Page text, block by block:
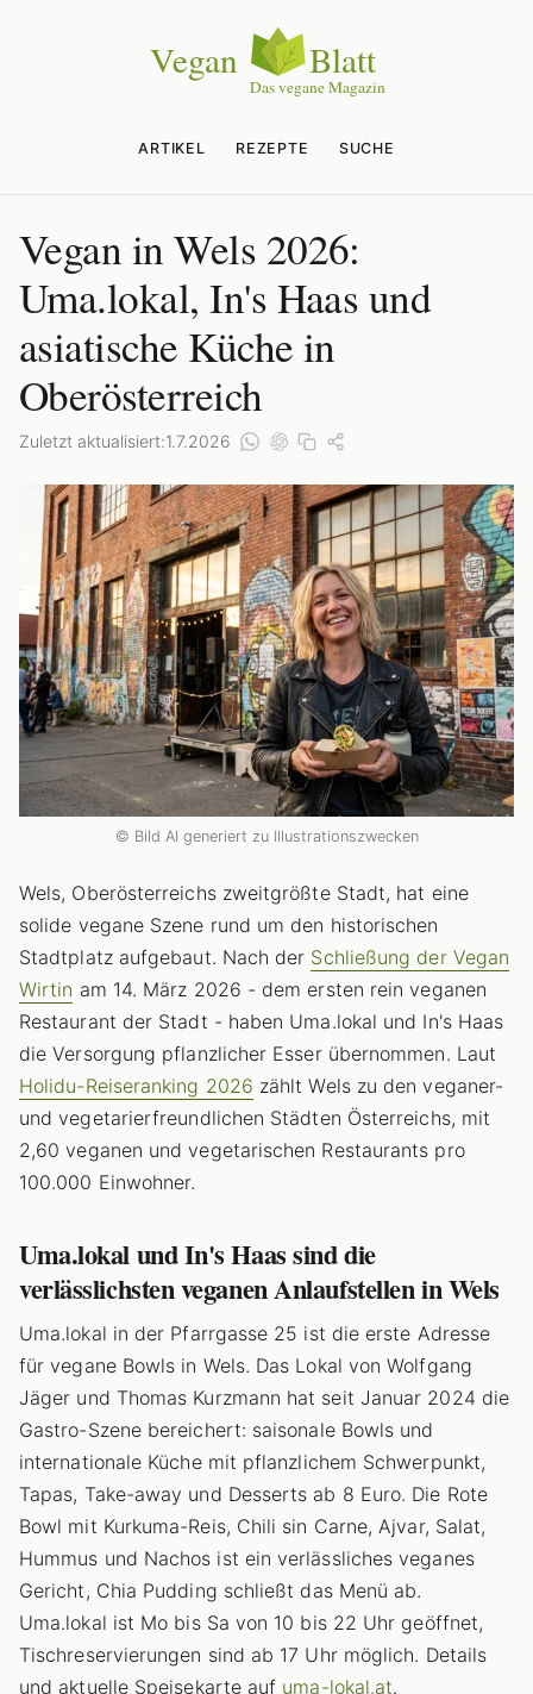
ARTIKEL REZEPTE SUCHE
Vegan in Wels 2026:
Uma.lokal, In's Haas und
asiatische Küche in
Oberösterreich
Zuletzt aktualisiert:1.7.2026
© Bild AI generiert zu Illustrationszwecken
Wels, Oberösterreichs zweitgrößte Stadt, hat eine
solide vegane Szene rund um den historischen
Stadtplatz aufgebaut. Nach der Schließung der Vegan
Wirtin am 14. März 2026 - dem ersten rein veganen
Restaurant der Stadt - haben Uma.lokal und In's Haas
die Versorgung pflanzlicher Esser übernommen. Laut
Holidu-Reiseranking 2026 zählt Wels zu den veganer-
und vegetarierfreundlichen Städten Österreichs, mit
2,60 veganen und vegetarischen Restaurants pro
100.000 Einwohner.
Uma.lokal und In's Haas sind die
verlässlichsten veganen Anlaufstellen in Wels
Uma.lokal in der Pfarrgasse 25 ist die erste Adresse
für vegane Bowls in Wels. Das Lokal von Wolfgang
Jäger und Thomas Kurzmann hat seit Januar 2024 die
Gastro-Szene bereichert: saisonale Bowls und
internationale Küche mit pflanzlichem Schwerpunkt,
Tapas, Take-away und Desserts ab 8 Euro. Die Rote
Bowl mit Kurkuma-Reis, Chili sin Carne, Ajvar, Salat,
Hummus und Nachos ist ein verlässliches veganes
Gericht, Chia Pudding schließt das Menü ab.
Uma.lokal ist Mo bis Sa von 10 bis 22 Uhr geöffnet,
Tischreservierungen sind ab 17 Uhr möglich. Details
und aktuelle Speisekarte auf uma-lokal.at.